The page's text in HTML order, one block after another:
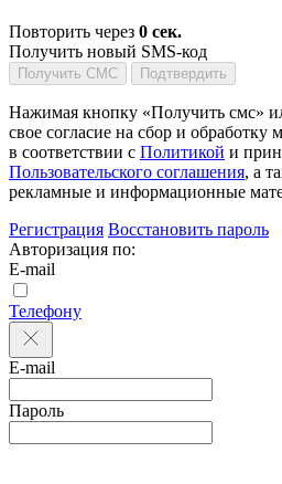
Повторить через 0 сек.
Получить новый SMS-код
Получить СМС Подтвердить
Нажимая кнопку «Получить смс»
свое согласие на сбор и
в соответствии с Политикой и
Пользовательского соглашения, а
рекламные и информационные
Регистрация Восстановить пароль
Авторизация по:
E-mail
Телефону
E-mail
Пароль